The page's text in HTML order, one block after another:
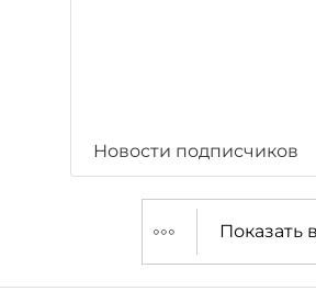
Новости подписчиков
Показать